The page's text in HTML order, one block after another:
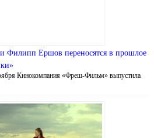
Филипп Ершов переносятся в прошлое
Кинокомпания «Фреш-Фильм» выпустила